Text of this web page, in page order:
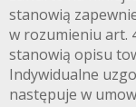
stanowią
w rozumieniu art.
stanowią opisu
Indywidualne
następuje w